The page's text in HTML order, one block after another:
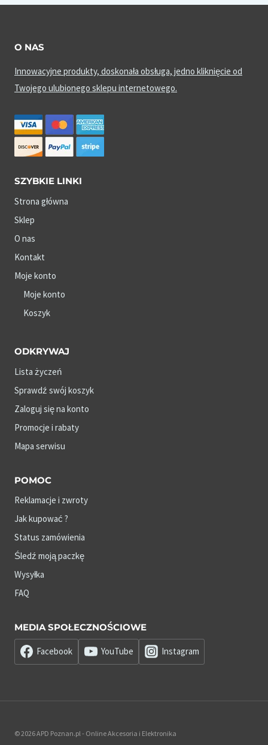
O NAS
Innowacyjne produkty, doskonała obsługa, jedno kliknięcie od
Twojego ulubionego sklepu internetowego.
SZYBKIE LINKI
Strona główna
Sklep
O nas
Kontakt
Moje konto
Moje konto
Koszyk
ODKRYWAJ
Lista życzeń
Sprawdź swój koszyk
Zaloguj się na konto
Promocje i rabaty
Mapa serwisu
POMOC
Reklamacje i zwroty
Jak kupować ?
Status zamówienia
Śledź moją paczkę
Wysyłka
FAQ
MEDIA SPOŁECZNOŚCIOWE
Facebook YouTube Instagram
© 2026 APD Poznan.pl - Online Akcesoria i Elektronika